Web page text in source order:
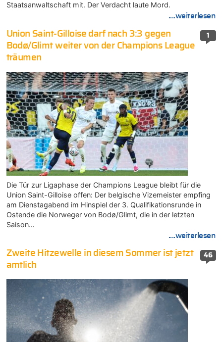
Staatsanwaltschaft mit. Der Verdacht laute Mord.
....weiterlesen
1
Union Saint-Gilloise darf nach 3:3 gegen
Bodø/Glimt weiter von der Champions League
träumen
Die Tür zur Ligaphase der Champions League bleibt für die
Union Saint-Gilloise offen: Der belgische Vizemeister empfing
am Dienstagabend im Hinspiel der 3. Qualifikationsrunde in
Ostende die Norweger von Bodø/Glimt, die in der letzten
Saison…
....weiterlesen
46
Zweite Hitzewelle in diesem Sommer ist jetzt
amtlich